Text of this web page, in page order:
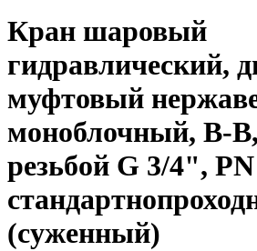
Кран шаровый
гидравлический,
муфтовый
моноблочный, В-
резьбой G 3/4",
(суженный)